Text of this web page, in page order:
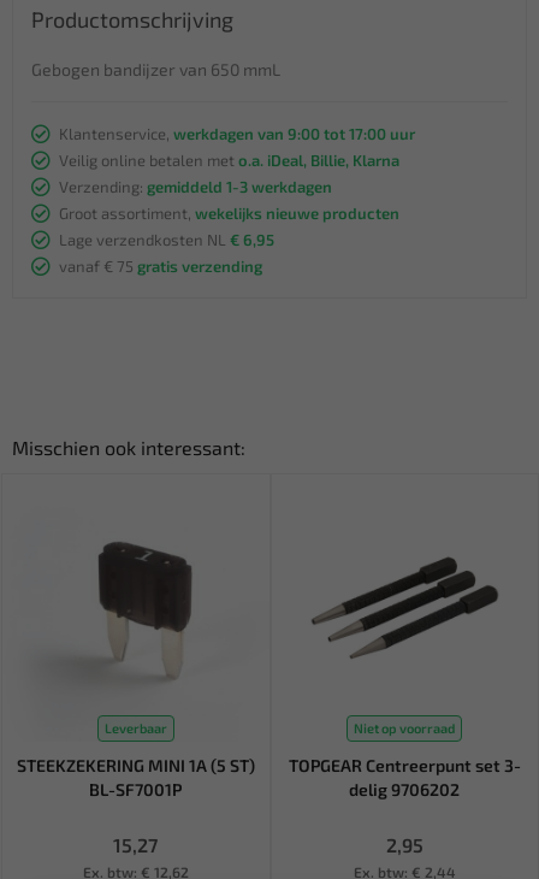
Productomschrijving
Gebogen bandijzer van 650 mmL
Klantenservice, werkdagen van 9:00 tot 17:00 uur
Veilig online betalen met o.a. iDeal, Billie, Klarna
Verzending: gemiddeld 1-3 werkdagen
Groot assortiment, wekelijks nieuwe producten
Lage verzendkosten NL € 6,95
vanaf € 75 gratis verzending
Misschien ook interessant:
Leverbaar
STEEKZEKERING MINI 1A (5 ST)
BL-SF7001P
15,27
Ex. btw: € 12,62
Niet op voorraad
TOPGEAR Centreerpunt set 3-
delig 9706202
2,95
Ex. btw: € 2,44